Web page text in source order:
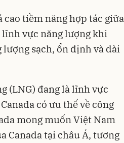
tiềm năng hợp tác giữa
vực năng lượng khi
sạch, ổn định và dài
(LNG) đang là lĩnh vực
có ưu thế về công
mong muốn Việt Nam
Canada tại châu Á, tương